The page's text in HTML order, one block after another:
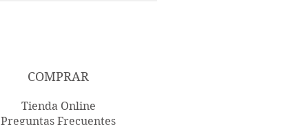
COMPRAR
Tienda Online
Preguntas Frecuentes